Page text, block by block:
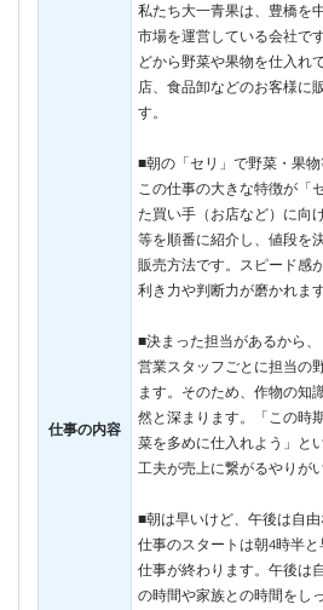
仕事の内容
私たち大一青果は、豊橋を
市場を運営している会社で
どから野菜や果物を仕入れ
店、食品卸などのお客様に
す。
■朝の「セリ」で野菜・果物
この仕事の大きな特徴が「
た買い手（お店など）に向
等を順番に紹介し、値段を
販売方法です。スピード感
利き力や判断力が磨かれます
■決まった担当があるから
営業スタッフごとに担当の
ます。そのため、作物の知
然と深まります。「この時
菜を多めに仕入れよう」と
工夫が売上に繋がるやりが
■朝は早いけど、午後は自
仕事のスタートは朝4時半と
仕事が終わります。午後は
の時間や家族との時間をし